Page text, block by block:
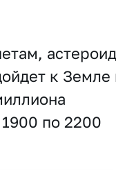
астероид
к Земле
по 2200